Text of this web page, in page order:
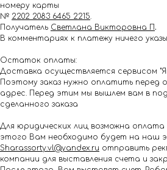
номеру карты
№ 2202 2083 6465 2215.
Получатель Светлана Викторовна П .
В комментариях к платежу ничего
Остаток оплаты:
Доставка осуществляется сервисом
Поэтому заказ нужно оплатить перед
адрес. Перед этим мы вышлем вам в
сделанного заказа
Для юридических лиц возможна
этого Вам необходимо будет на наш
Shar.assorty.vl@yandex.ru отправить
компании для выставления счета и